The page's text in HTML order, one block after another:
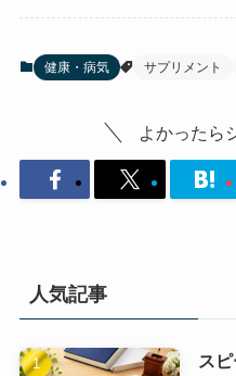
健康・病気 サプリメント
よかったら
人気記事
ス